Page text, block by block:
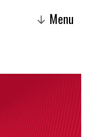
↓ Menu